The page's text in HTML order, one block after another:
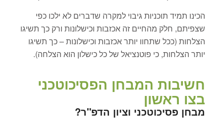
הכינו תמיד תוכניות גיבוי למקרה שדברים לא ילכו כפי
שצפיתם, חלק מהחיים זה אכזבות וכישלונות ורק כך תשיגו
הצלחות (ככל שתחוו יותר אכזבות וכישלונות – כך תשיגו
יותר הצלחות, כי פוטנציאל של כל כישלון הוא הצלחה).
חשיבות המבחן הפסיכוטכני
בצו ראשון
מבחן פסיכוטכני וציון הדפ"ר?